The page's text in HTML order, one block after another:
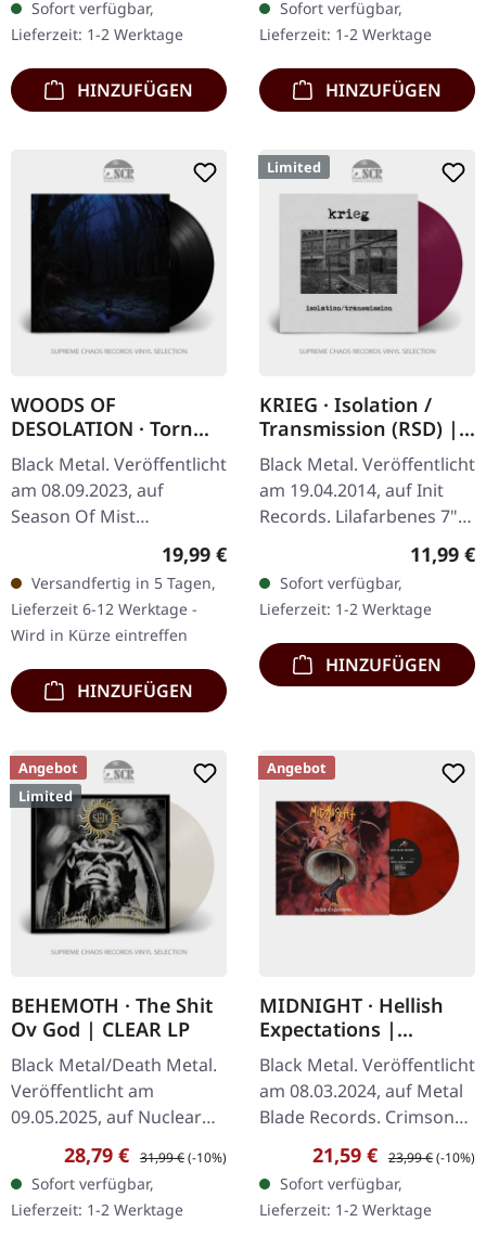
taillierter Rundhalsform..
Sofort verfügbar,
Lieferzeit: 1-2 Werktage
HINZUFÜGEN
Sofort verfügbar,
Lieferzeit: 1-2 Werktage
HINZUFÜGEN
WOODS OF
DESOLATION · Torn
Beyond Reason |
BLACK LP
Black Metal. Veröffentlicht
am 08.09.2023, auf
Season Of Mist
Underground Activists.
Schwarzes Vinyl im
Gatefold-Cover. Woods Of
Desolation's "Torn…
Regulärer Preis:
19,99 €
Versandfertig in 5 Tagen,
Lieferzeit 6-12 Werktage -
Wird in Kürze eintreffen
HINZUFÜGEN
Limited
KRIEG · Isolation /
Transmission (RSD) |
PURPLE 7" EP
Black Metal. Veröffentlicht
am 19.04.2014, auf Init
Records. Lilafarbenes 7"-
Vinyl im Standard-Cover.
Spezielle Record-Store-
Day-Auflage. US-Import.…
11,99 €
Sofort verfügbar,
Lieferzeit: 1-2 Werktage
HINZUFÜGEN
Angebot
Limited
BEHEMOTH · The Shit
Ov God | CLEAR LP
Black Metal/Death Metal.
Veröffentlicht am
09.05.2025, auf Nuclear
Blast Records. Klares
Vinyl, limitierte Auflage.
Behemoths kühne
Veröffentlichung…
Verkaufspreis:
28,79 € Regulärer Preis:
31,99 €(-10%)
Sofort verfügbar,
Lieferzeit: 1-2 Werktage
Angebot
MIDNIGHT · Hellish
Expectations |
CRIMSON RED/BLACK
SMOKE LP
Black Metal. Veröffentlicht
am 08.03.2024, auf Metal
Blade Records. Crimson
Red/Black Smoke Vinyl.
"Hellish Expectations" ist
das neueste Werk der…
Verkaufspreis:
21,59 € Regulärer Preis:
23,99 €(-10%)
Sofort verfügbar,
Lieferzeit: 1-2 Werktage